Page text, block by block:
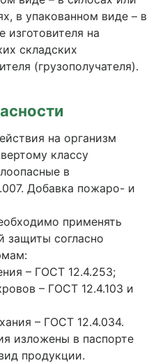
в упакованном виде – в
изготовителя на
складских
(грузополучателя).
на организм
классу
в
Добавка пожаро- и
применять
защиты согласно
– ГОСТ 12.4.253;
– ГОСТ 12.4.103 и
– ГОСТ 12.4.034.
изложены в паспорте
продукции.